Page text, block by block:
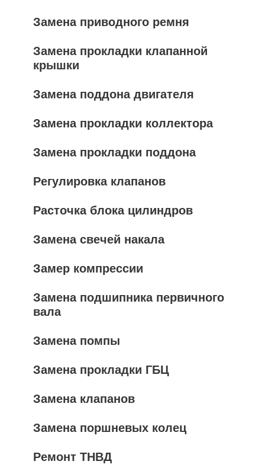
Замена приводного ремня
Замена прокладки клапанной
крышки
Замена поддона двигателя
Замена прокладки коллектора
Замена прокладки поддона
Регулировка клапанов
Расточка блока цилиндров
Замена свечей накала
Замер компрессии
Замена подшипника первичного
вала
Замена помпы
Замена прокладки ГБЦ
Замена клапанов
Замена поршневых колец
Ремонт ТНВД